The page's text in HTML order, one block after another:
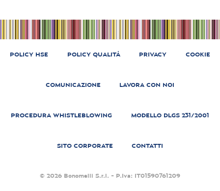
POLICY HSE POLICY QUALITÁ PRIVACY COOKIE
COMUNICAZIONE LAVORA CON NOI
PROCEDURA WHISTLEBLOWING MODELLO DLGS 231/2001
SITO CORPORATE CONTATTI
© 2026 Bonomelli S.r.l. - P.Iva: IT01590761209